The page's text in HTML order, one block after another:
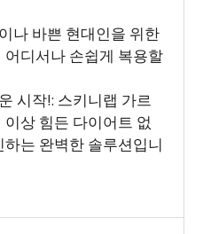
나 바쁜 현대인을 위한
디서나 손쉽게 복용할
시작!: 스키니랩 가르
상 힘든 다이어트 없
는 완벽한 솔루션입니